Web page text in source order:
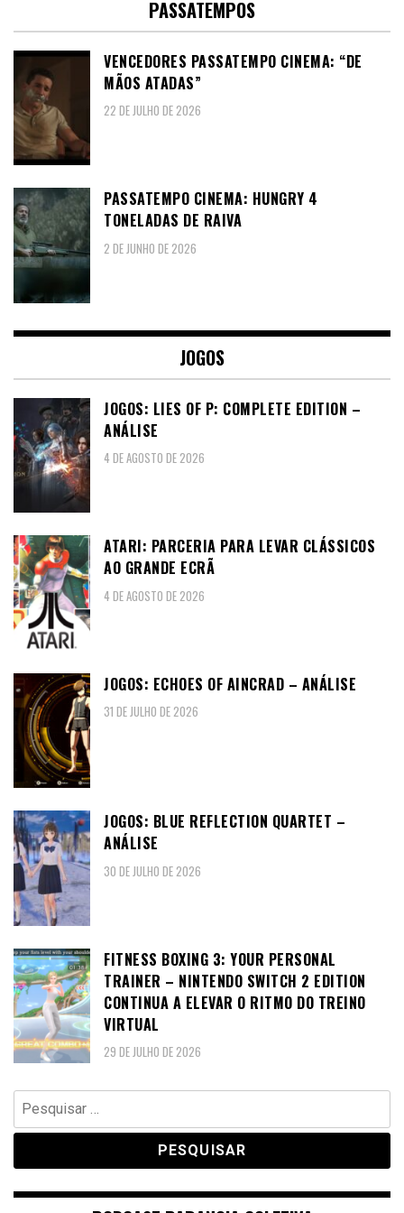
PASSATEMPOS
VENCEDORES PASSATEMPO CINEMA: “DE
MÃOS ATADAS”
22 DE JULHO DE 2026
PASSATEMPO CINEMA: HUNGRY 4
TONELADAS DE RAIVA
2 DE JUNHO DE 2026
JOGOS
JOGOS: LIES OF P: COMPLETE EDITION –
ANÁLISE
4 DE AGOSTO DE 2026
ATARI: PARCERIA PARA LEVAR CLÁSSICOS
AO GRANDE ECRÃ
4 DE AGOSTO DE 2026
JOGOS: ECHOES OF AINCRAD – ANÁLISE
31 DE JULHO DE 2026
JOGOS: BLUE REFLECTION QUARTET –
ANÁLISE
30 DE JULHO DE 2026
FITNESS BOXING 3: YOUR PERSONAL
TRAINER – NINTENDO SWITCH 2 EDITION
CONTINUA A ELEVAR O RITMO DO TREINO
VIRTUAL
29 DE JULHO DE 2026
Pesquisar
por: